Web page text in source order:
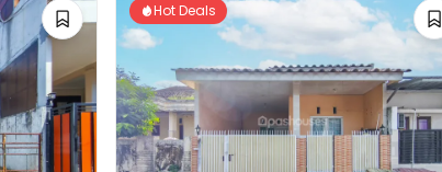
Hot Deals